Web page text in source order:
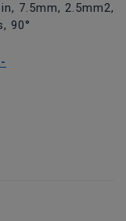
7.5mm, 2.5mm2,
90°